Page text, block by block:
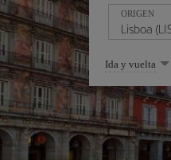
ORIGEN
Seleccione
una
opción
Ida y vuelta